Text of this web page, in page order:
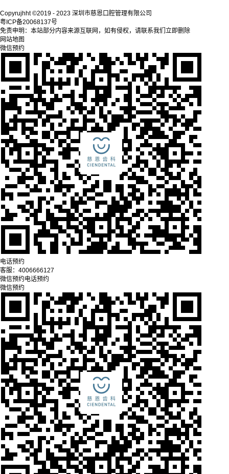
Copyrujhht ©2019 - 2023 深圳市慈恩口腔管理有限公司
粤ICP备20068137号
免责申明：本站部分内容来源互联网，如有侵权，请联系我们立即删除
网站地图
微信预约
电话预约
客服： 4006666127
微信预约电话预约
微信预约